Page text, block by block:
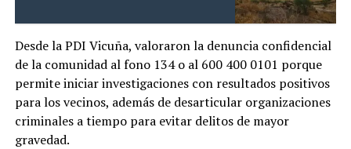
Desde la PDI Vicuña, valoraron la denuncia confidencial
de la comunidad al fono 134 o al 600 400 0101 porque
permite iniciar investigaciones con resultados positivos
para los vecinos, además de desarticular organizaciones
criminales a tiempo para evitar delitos de mayor
gravedad.